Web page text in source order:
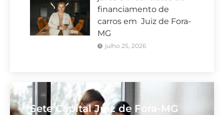
financiamento de
carros em Juiz de Fora-
MG
julho 25, 2026
Sete Capital Juiz de Fora-MG